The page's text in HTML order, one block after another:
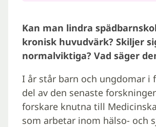
Kan man lindra
kronisk huvudvärk? Skiljer
normalviktiga? Vad säger
I år står barn och ungdomar i
del av den senaste
forskare knutna till
som arbetar inom hälso- och